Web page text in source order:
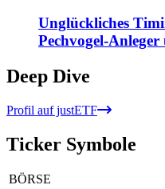
Unglückliches
Pechvogel-
Deep Dive
Profil auf justETF
Ticker Symbole
BÖRSE